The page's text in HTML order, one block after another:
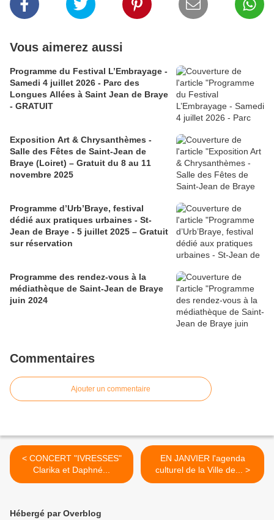
Vous aimerez aussi
Programme du Festival L’Embrayage -
Samedi 4 juillet 2026 - Parc des
Longues Allées à Saint Jean de Braye
- GRATUIT
Exposition Art & Chrysanthèmes -
Salle des Fêtes de Saint-Jean de
Braye (Loiret) – Gratuit du 8 au 11
novembre 2025
Programme d’Urb’Braye, festival
dédié aux pratiques urbaines - St-
Jean de Braye - 5 juillet 2025 – Gratuit
sur réservation
Programme des rendez-vous à la
médiathèque de Saint-Jean de Braye
juin 2024
Commentaires
Ajouter un commentaire
< CONCERT "IVRESSES"
Clarika​ et Daphné​...
EN JANVIER l'agenda
culturel de la Ville de... >
Hébergé par Overblog